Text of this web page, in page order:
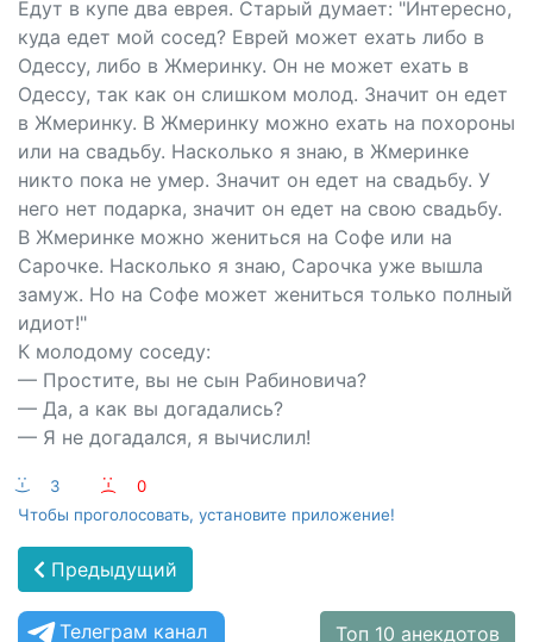
Едут в купе два еврея. Старый думает: "Интересно,
куда едет мой сосед? Еврей может ехать либо в
Одессу, либо в Жмеринку. Он не может ехать в
Одессу, так как он слишком молод. Значит он едет
в Жмеринку. В Жмеринку можно ехать на похороны
или на свадьбу. Насколько я знаю, в Жмеринке
никто пока не умер. Значит он едет на свадьбу. У
него нет подарка, значит он едет на свою свадьбу.
В Жмеринке можно жениться на Софе или на
Сарочке. Насколько я знаю, Сарочка уже вышла
замуж. Но на Софе может жениться только полный
идиот!"
К молодому соседу:
— Простите, вы не сын Рабиновича?
— Да, а как вы догадались?
— Я не догадался, я вычислил!
:-) 3 :-(
0
Чтобы проголосовать, установите приложение!
Предыдущий
Телеграм канал Топ 10 анекдотов